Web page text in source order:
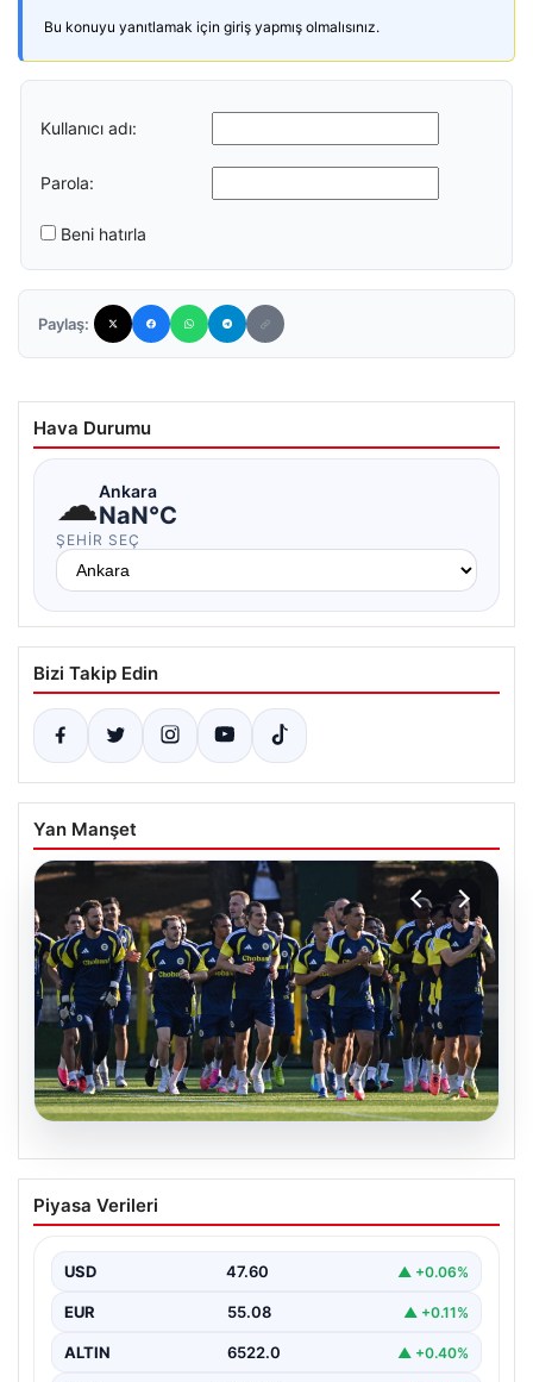
Bu konuyu yanıtlamak için giriş yapmış olmalısınız.
Kullanıcı adı:
Parola:
Beni hatırla
Paylaş:
Hava Durumu
☁Ankara
NaN°C
ŞEHIR SEÇ
Bizi Takip Edin
Yan Manşet
05.08.2026
Fenerbahçe’nin Avrupa kadrosunda
Sturm Graz maçı öncesi değişiklik!
Piyasa Verileri
USD 47.60 ▲ +0.06%
EUR 55.08 ▲ +0.11%
ALTIN 6522.0 ▲ +0.40%